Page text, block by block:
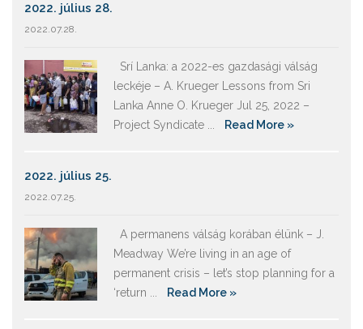
2022. július 28.
2022.07.28.
Srí Lanka: a 2022-es gazdasági válság
leckéje – A. Krueger Lessons from Sri
Lanka Anne O. Krueger Jul 25, 2022 –
Project Syndicate ...
Read More »
2022. július 25.
2022.07.25.
A permanens válság korában élünk – J.
Meadway We’re living in an age of
permanent crisis – let’s stop planning for a
‘return ...
Read More »